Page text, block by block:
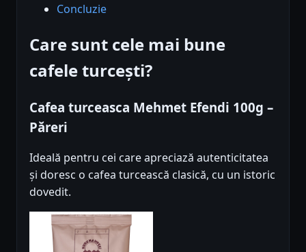
Concluzie
Care sunt cele mai bune
cafele turcești?
Cafea turceasca Mehmet Efendi 100g –
Păreri
Ideală pentru cei care apreciază autenticitatea
și doresc o cafea turcească clasică, cu un istoric
dovedit.